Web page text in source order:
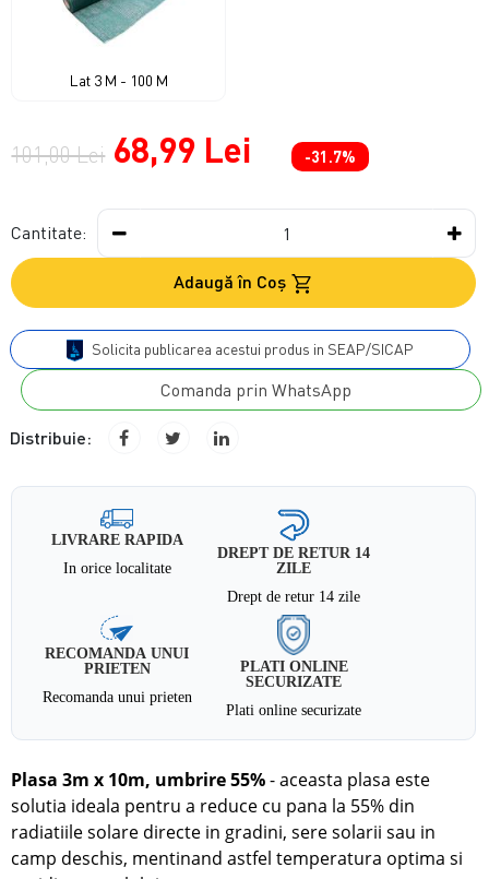
Lat 3 M - 100 M
101,00 Lei 68,99 Lei -31.7%
Cantitate:
Adaugă în Coş
Solicita publicarea acestui produs in SEAP/SICAP
Comanda prin WhatsApp
Distribuie:
LIVRARE RAPIDA
In orice localitate
DREPT DE RETUR 14
ZILE
Drept de retur 14 zile
RECOMANDA UNUI
PRIETEN
Recomanda unui prieten
PLATI ONLINE
SECURIZATE
Plati online securizate
Plasa 3m x 10m, umbrire 55%- aceasta plasa este
solutia ideala pentru a reduce cu pana la 55% din
radiatiile solare directe in gradini, sere solarii sau in
camp deschis, mentinand astfel temperatura optima si